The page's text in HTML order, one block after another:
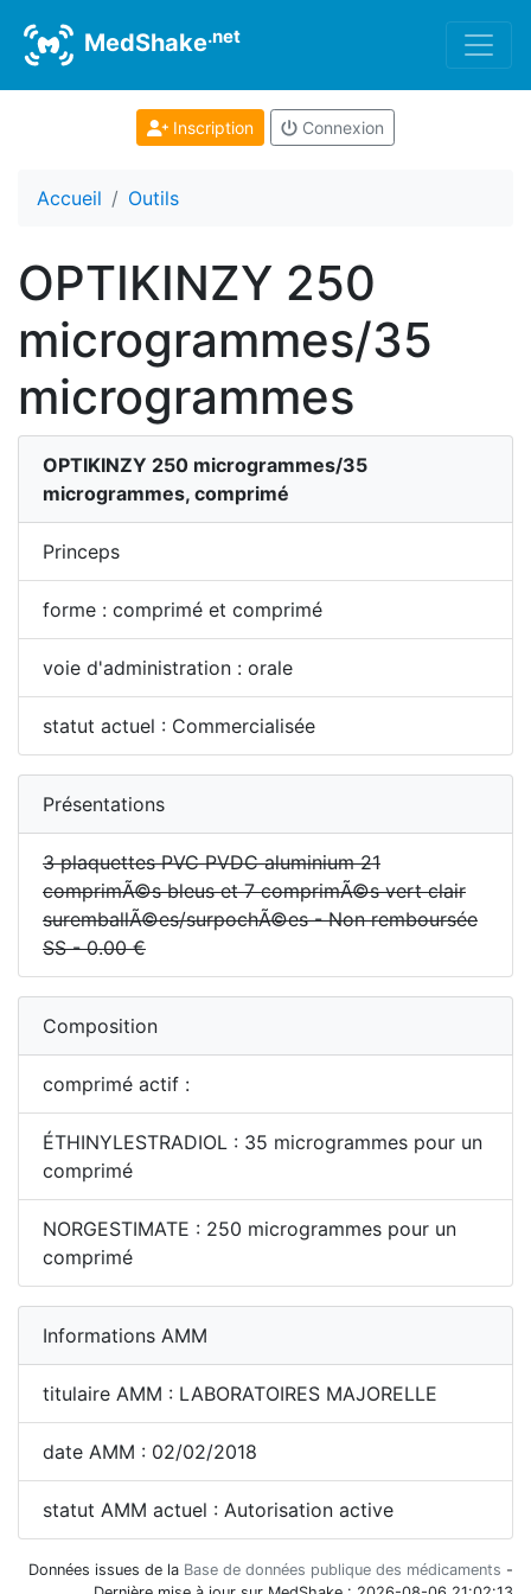
MedShake.net
Inscription Connexion
Accueil Outils
OPTIKINZY 250
microgrammes/35
microgrammes
OPTIKINZY 250 microgrammes/35
microgrammes, comprimé
Princeps
forme : comprimé et comprimé
voie d'administration : orale
statut actuel : Commercialisée
Présentations
3 plaquettes PVC PVDC aluminium 21
comprimÃ©s bleus et 7 comprimÃ©s vert clair
suremballÃ©es/surpochÃ©es - Non remboursée
SS - 0.00 €
Composition
comprimé actif :
ÉTHINYLESTRADIOL : 35 microgrammes pour un
comprimé
NORGESTIMATE : 250 microgrammes pour un
comprimé
Informations AMM
titulaire AMM : LABORATOIRES MAJORELLE
date AMM : 02/02/2018
statut AMM actuel : Autorisation active
Données issues de la Base de données publique des médicaments -